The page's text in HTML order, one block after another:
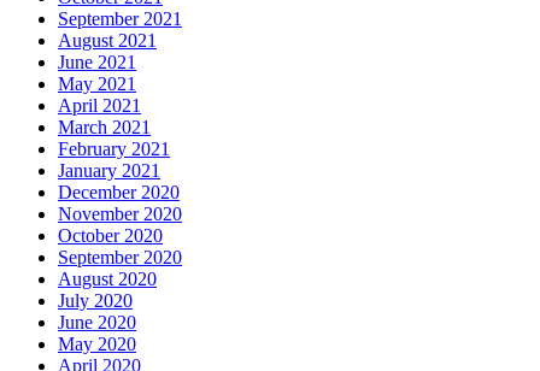
September 2021
August 2021
June 2021
May 2021
April 2021
March 2021
February 2021
January 2021
December 2020
November 2020
October 2020
September 2020
August 2020
July 2020
June 2020
May 2020
April 2020